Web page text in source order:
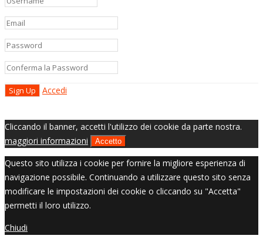
Accedi
Cliccando il banner, accetti l'utilizzo dei cookie da parte nostra.
maggiori informazioni
Accetto
Questo sito utilizza i cookie per fornire la migliore esperienza di
navigazione possibile. Continuando a utilizzare questo sito senza
modificare le impostazioni dei cookie o cliccando su "Accetta"
permetti il loro utilizzo.
Chiudi